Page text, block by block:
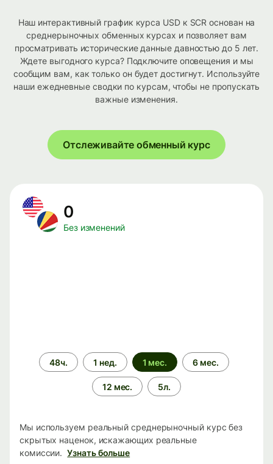
Наш интерактивный график курса USD к SCR основан на
среднерыночных обменных курсах и позволяет вам
просматривать исторические данные давностью до 5 лет.
Ждете выгодного курса? Подключите оповещения и мы
сообщим вам, как только он будет достигнут. Используйте
наши ежедневные сводки по курсам, чтобы не пропускать
важные изменения.
Отслеживайте обменный курс
0
Без изменений
Период
времени
48ч. 1 нед. 1 мес. 6 мес.
12 мес. 5л.
Мы используем реальный среднерыночный курс без
скрытых наценок, искажающих реальные
комиссии. Узнать больше